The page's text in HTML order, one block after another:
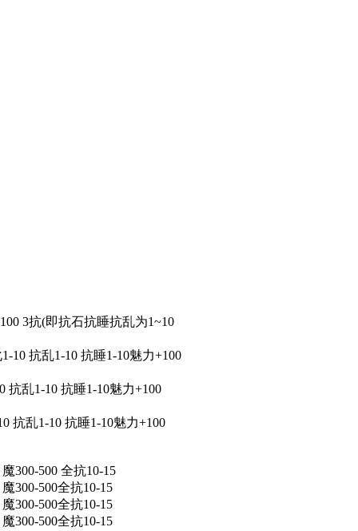
3抗(即抗石抗睡抗乱为1~10
10 抗乱1-10 抗睡1-10魅力+100
抗乱1-10 抗睡1-10魅力+100
抗乱1-10 抗睡1-10魅力+100
300-500 全抗10-15
300-500全抗10-15
300-500全抗10-15
300-500全抗10-15